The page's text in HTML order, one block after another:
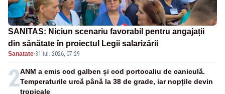
SANITAS: Niciun scenariu favorabil pentru angajații
din sănătate în proiectul Legii salarizării
Sanatate·31 iul. 2026, 07:29
2ANM a emis cod galben și cod portocaliu de caniculă.
Temperaturile urcă până la 38 de grade, iar nopțile devin
tropicale